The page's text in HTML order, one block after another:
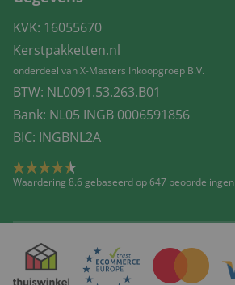
KVK: 16055670
Kerstpakketten.nl
onderdeel van X-Masters Inkoopgroep B.V.
BTW: NL0091.53.263.B01
Bank: NL05 INGB 0006591856
BIC: INGBNL2A
Waardering 8.6 gebaseerd op 647 beoordelingen